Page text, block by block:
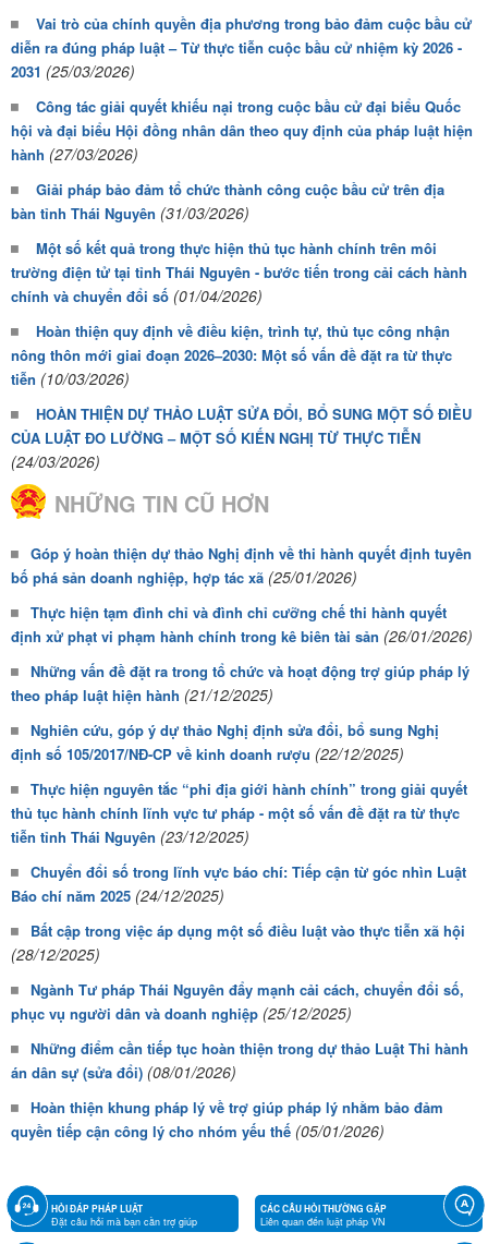
Vai trò của chính quyền địa phương trong bảo đảm cuộc bầu cử
diễn ra đúng pháp luật – Từ thực tiễn cuộc bầu cử nhiệm kỳ 2026 -
2031 (25/03/2026)
Công tác giải quyết khiếu nại trong cuộc bầu cử đại biểu Quốc
hội và đại biểu Hội đồng nhân dân theo quy định của pháp luật hiện
hành (27/03/2026)
Giải pháp bảo đảm tổ chức thành công cuộc bầu cử trên địa
bàn tỉnh Thái Nguyên (31/03/2026)
Một số kết quả trong thực hiện thủ tục hành chính trên môi
trường điện tử tại tỉnh Thái Nguyên - bước tiến trong cải cách hành
chính và chuyển đổi số (01/04/2026)
Hoàn thiện quy định về điều kiện, trình tự, thủ tục công nhận
nông thôn mới giai đoạn 2026–2030: Một số vấn đề đặt ra từ thực
tiễn (10/03/2026)
HOÀN THIỆN DỰ THẢO LUẬT SỬA ĐỔI, BỔ SUNG MỘT SỐ ĐIỀU
CỦA LUẬT ĐO LƯỜNG – MỘT SỐ KIẾN NGHỊ TỪ THỰC TIỄN
(24/03/2026)
NHỮNG TIN CŨ HƠN
Góp ý hoàn thiện dự thảo Nghị định về thi hành quyết định tuyên
bố phá sản doanh nghiệp, hợp tác xã (25/01/2026)
Thực hiện tạm đình chỉ và đình chỉ cưỡng chế thi hành quyết
định xử phạt vi phạm hành chính trong kê biên tài sản (26/01/2026)
Những vấn đề đặt ra trong tổ chức và hoạt động trợ giúp pháp lý
theo pháp luật hiện hành (21/12/2025)
Nghiên cứu, góp ý dự thảo Nghị định sửa đổi, bổ sung Nghị
định số 105/2017/NĐ-CP về kinh doanh rượu (22/12/2025)
Thực hiện nguyên tắc “phi địa giới hành chính” trong giải quyết
thủ tục hành chính lĩnh vực tư pháp - một số vấn đề đặt ra từ thực
tiễn tỉnh Thái Nguyên (23/12/2025)
Chuyển đổi số trong lĩnh vực báo chí: Tiếp cận từ góc nhìn Luật
Báo chí năm 2025 (24/12/2025)
Bất cập trong việc áp dụng một số điều luật vào thực tiễn xã hội
(28/12/2025)
Ngành Tư pháp Thái Nguyên đẩy mạnh cải cách, chuyển đổi số,
phục vụ người dân và doanh nghiệp (25/12/2025)
Những điểm cần tiếp tục hoàn thiện trong dự thảo Luật Thi hành
án dân sự (sửa đổi) (08/01/2026)
Hoàn thiện khung pháp lý về trợ giúp pháp lý nhằm bảo đảm
quyền tiếp cận công lý cho nhóm yếu thế (05/01/2026)
HỎI ĐÁP PHÁP LUẬT
Đặt câu hỏi mà bạn cần trợ giúp
CÁC CÂU HỎI THƯỜNG GẶP
Liên quan đến luật pháp VN